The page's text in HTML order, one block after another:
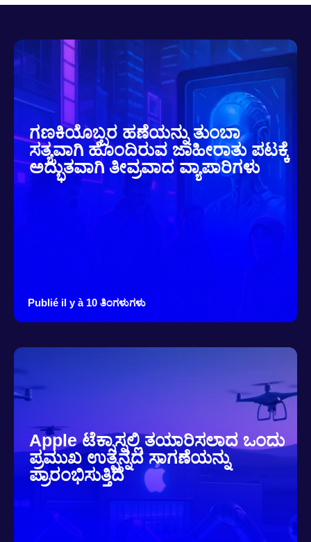
ಗಣಕಿಯೊಬ್ಬರ ಹಣೆಯನ್ನು ತುಂಬಾ
ಸತ್ಯವಾಗಿ ಹೊಂದಿರುವ ಜಾಹೀರಾತು ಪಟಕ್ಕೆ
ಅದ್ಭುತವಾಗಿ ತೀವ್ರವಾದ ವ್ಯಾಪಾರಿಗಳು
Publié il y à 10 ತಿಂಗಳುಗಳು
Apple ಟೆಕ್ಸಾಸ್ನಲ್ಲಿ ತಯಾರಿಸಲಾದ ಒಂದು
ಪ್ರಮುಖ ಉತ್ಪನ್ನದ ಸಾಗಣೆಯನ್ನು
ಪ್ರಾರಂಭಿಸುತ್ತಿದೆ